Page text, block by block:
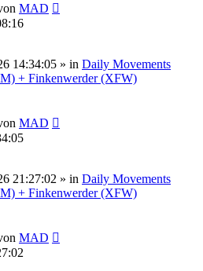
MAD
14:34:05 » in Daily Movements
+ Finkenwerder (XFW)
MAD
21:27:02 » in Daily Movements
+ Finkenwerder (XFW)
MAD